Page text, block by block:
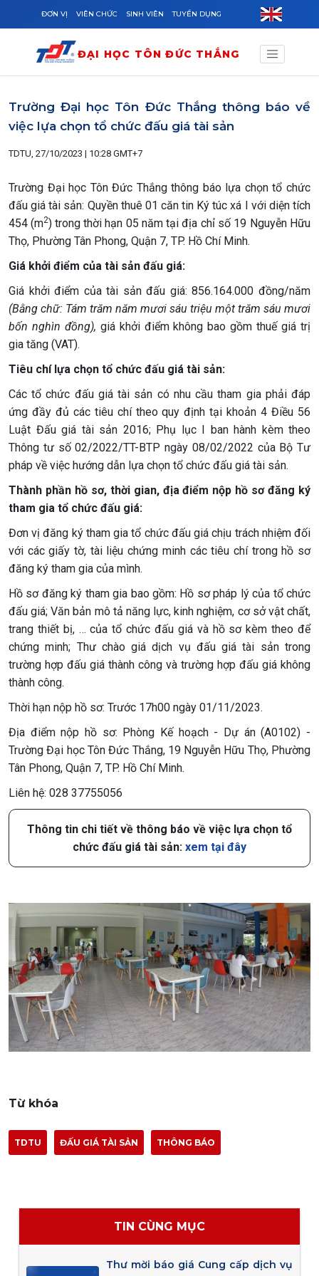
Skip to main content
ĐƠN VỊ VIÊN CHỨC SINH VIÊN TUYỂN DỤNG
ĐẠI HỌC TÔN ĐỨC THẮNG
Trường Đại học Tôn Đức Thắng thông báo về
việc lựa chọn tổ chức đấu giá tài sản
TDTU, 27/10/2023 | 10:28 GMT+7
Trường Đại học Tôn Đức Thắng thông báo lựa chọn tổ chức
đấu giá tài sản: Quyền thuê 01 căn tin Ký túc xá I với diện tích
454 (m2) trong thời hạn 05 năm tại địa chỉ số 19 Nguyễn Hữu
Thọ, Phường Tân Phong, Quận 7, TP. Hồ Chí Minh.
Giá khởi điểm của tài sản đấu giá:
Giá khởi điểm của tài sản đấu giá: 856.164.000 đồng/năm
(Bằng chữ: Tám trăm năm mươi sáu triệu một trăm sáu mươi
bốn nghìn đồng), giá khởi điểm không bao gồm thuế giá trị
gia tăng (VAT).
Tiêu chí lựa chọn tổ chức đấu giá tài sản:
Các tổ chức đấu giá tài sản có nhu cầu tham gia phải đáp
ứng đầy đủ các tiêu chí theo quy định tại khoản 4 Điều 56
Luật Đấu giá tài sản 2016; Phụ lục I ban hành kèm theo
Thông tư số 02/2022/TT-BTP ngày 08/02/2022 của Bộ Tư
pháp về việc hướng dẫn lựa chọn tổ chức đấu giá tài sản.
Thành phần hồ sơ, thời gian, địa điểm nộp hồ sơ đăng ký
tham gia tổ chức đấu giá:
Đơn vị đăng ký tham gia tổ chức đấu giá chịu trách nhiệm đối
với các giấy tờ, tài liệu chứng minh các tiêu chí trong hồ sơ
đăng ký tham gia của mình.
Hồ sơ đăng ký tham gia bao gồm: Hồ sơ pháp lý của tổ chức
đấu giá; Văn bản mô tả năng lực, kinh nghiệm, cơ sở vật chất,
trang thiết bị, … của tổ chức đấu giá và hồ sơ kèm theo để
chứng minh; Thư chào giá dịch vụ đấu giá tài sản trong
trường hợp đấu giá thành công và trường hợp đấu giá không
thành công.
Thời hạn nộp hồ sơ: Trước 17h00 ngày 01/11/2023.
Địa điểm nộp hồ sơ: Phòng Kế hoạch - Dự án (A0102) -
Trường Đại học Tôn Đức Thắng, 19 Nguyễn Hữu Thọ, Phường
Tân Phong, Quận 7, TP. Hồ Chí Minh.
Liên hệ: 028 37755056
Thông tin chi tiết về thông báo về việc lựa chọn tổ
chức đấu giá tài sản: xem tại đây
Từ khóa
TDTU ĐẤU GIÁ TÀI SẢN THÔNG BÁO
TIN CÙNG MỤC
Thư mời báo giá Cung cấp dịch vụ